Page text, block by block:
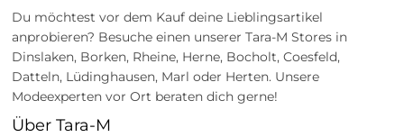
Du möchtest vor dem Kauf deine Lieblingsartikel
anprobieren? Besuche einen unserer Tara-M Stores in
Dinslaken, Borken, Rheine, Herne, Bocholt, Coesfeld,
Datteln, Lüdinghausen, Marl oder Herten. Unsere
Modeexperten vor Ort beraten dich gerne!
Über Tara-M